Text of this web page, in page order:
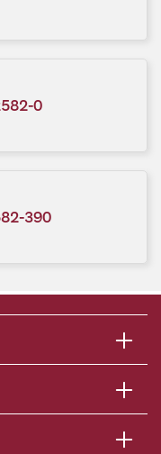
0
390